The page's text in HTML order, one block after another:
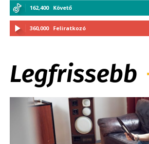
162,400 Követő
360,000 Feliratkozó
Legfrissebb